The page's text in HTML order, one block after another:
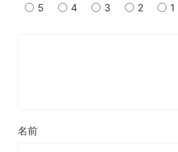
5 4 3 2 1
名前